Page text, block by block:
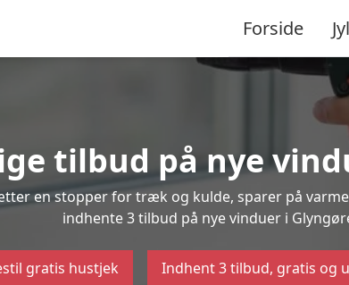
Forside
tilbud på nye
en stopper for træk og kulde, sparer på
indhente 3 tilbud på nye vinduer i
gratis hustjek Indhent 3 tilbud, gratis og